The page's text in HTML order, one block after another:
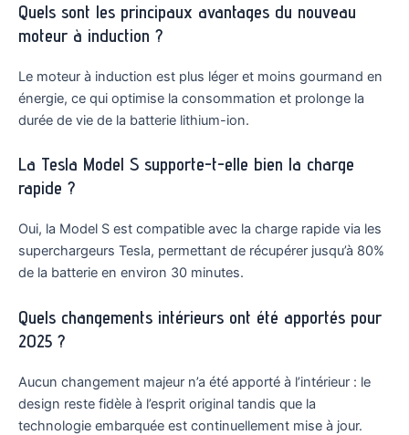
Quels sont les principaux avantages du nouveau
moteur à induction ?
Le moteur à induction est plus léger et moins gourmand en
énergie, ce qui optimise la consommation et prolonge la
durée de vie de la batterie lithium-ion.
La Tesla Model S supporte-t-elle bien la charge
rapide ?
Oui, la Model S est compatible avec la charge rapide via les
superchargeurs Tesla, permettant de récupérer jusqu’à 80%
de la batterie en environ 30 minutes.
Quels changements intérieurs ont été apportés pour
2025 ?
Aucun changement majeur n’a été apporté à l’intérieur : le
design reste fidèle à l’esprit original tandis que la
technologie embarquée est continuellement mise à jour.